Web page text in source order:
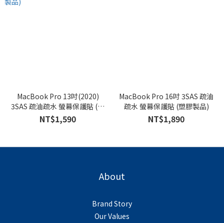
MacBook Pro 13吋(2020)
3SAS 疏油疏水 螢幕保護貼 (塑
膠製品)
NT$1,590
MacBook Pro 16吋 3SAS 疏油
疏水 螢幕保護貼 (塑膠製品)
NT$1,890
About
Brand Story
Our Values